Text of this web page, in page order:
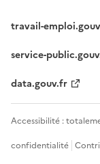
travail-
service-
data.gouv.fr
Accessibilité :
confidentialité